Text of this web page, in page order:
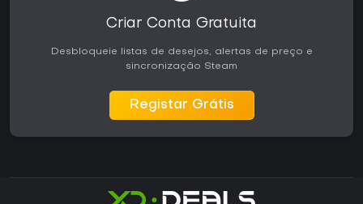
Criar Conta Gratuita
Desbloqueie listas de desejos, alertas de preço e
sincronização Steam
Registar Grátis